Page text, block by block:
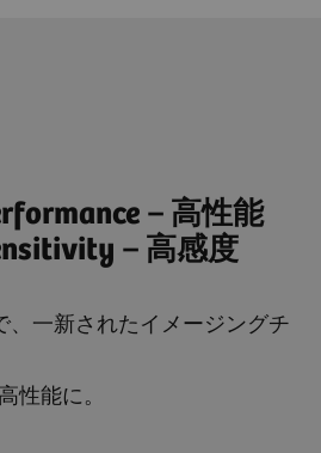
－高性能
－高感度
、一新されたイメージングチ
性能に。